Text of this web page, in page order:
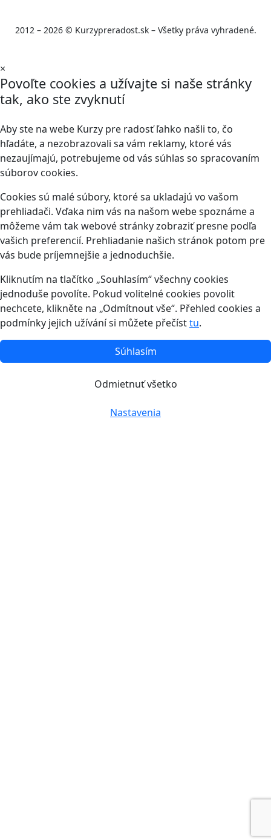
2012 – 2026 © Kurzypreradost.sk – Všetky práva vyhradené.
×
Povoľte cookies a užívajte si naše stránky
tak, ako ste zvyknutí
Aby ste na webe Kurzy pre radosť ľahko našli to, čo
hľadáte, a nezobrazovali sa vám reklamy, ktoré vás
nezaujímajú, potrebujeme od vás súhlas so spracovaním
súborov cookies.
Cookies sú malé súbory, ktoré sa ukladajú vo vašom
prehliadači. Vďaka nim vás na našom webe spoznáme a
môžeme vám tak webové stránky zobraziť presne podľa
vašich preferencií. Prehliadanie našich stránok potom pre
vás bude príjemnejšie a jednoduchšie.
Kliknutím na tlačítko „Souhlasím“ všechny cookies
jednoduše povolíte. Pokud volitelné cookies povolit
nechcete, klikněte na „Odmítnout vše“. Přehled cookies a
podmínky jejich užívání si můžete přečísttu.
Súhlasím
Odmietnuť všetko
Nastavenia